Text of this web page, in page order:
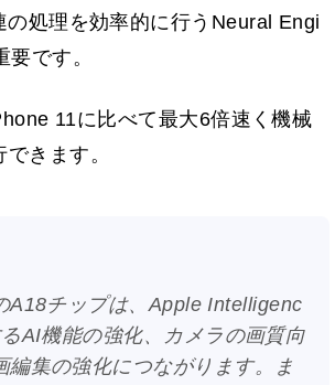
の処理を効率的に行うNeural Engi
です。
11に比べて最大6倍速く機械
きます。
A18チップは、Apple Intelligenc
AI機能の強化、カメラの画質向
編集の強化につながります。ま